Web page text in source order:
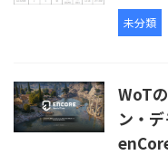
未分類
WoT
ン・
enCore